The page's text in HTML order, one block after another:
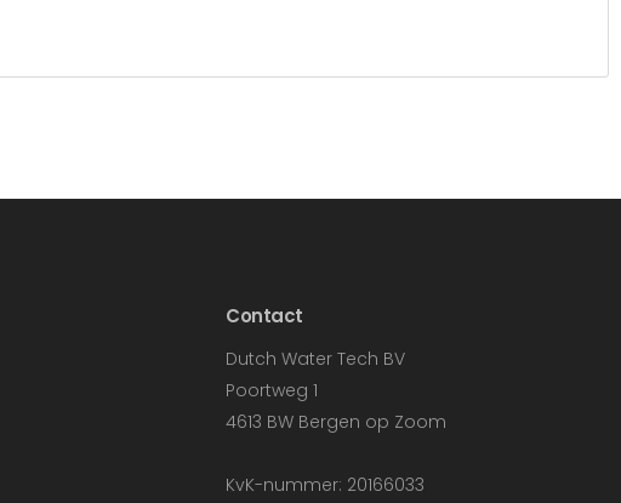
Contact
Dutch Water Tech BV
Poortweg 1
4613 BW Bergen op Zoom
KvK-nummer: 20166033